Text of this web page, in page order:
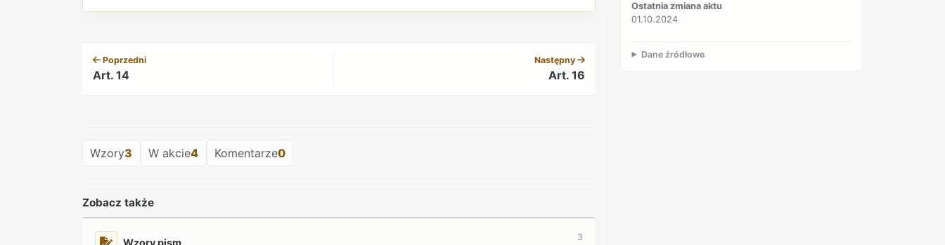
Poprzedni
Art. 14
Następny
Art. 16
Wzory3 W akcie4 Komentarze0
Zobacz także
Wzory pism 3
Ostatnia zmiana aktu
01.10.2024
Dane źródłowe